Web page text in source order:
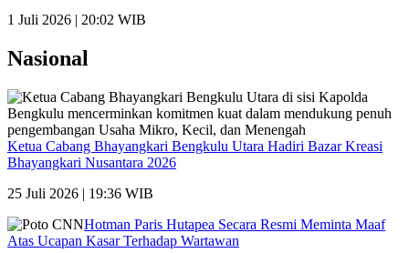
1 Juli 2026 | 20:02 WIB
Nasional
Ketua Cabang Bhayangkari Bengkulu Utara Hadiri Bazar Kreasi
Bhayangkari Nusantara 2026
25 Juli 2026 | 19:36 WIB
Hotman Paris Hutapea Secara Resmi Meminta Maaf
Atas Ucapan Kasar Terhadap Wartawan